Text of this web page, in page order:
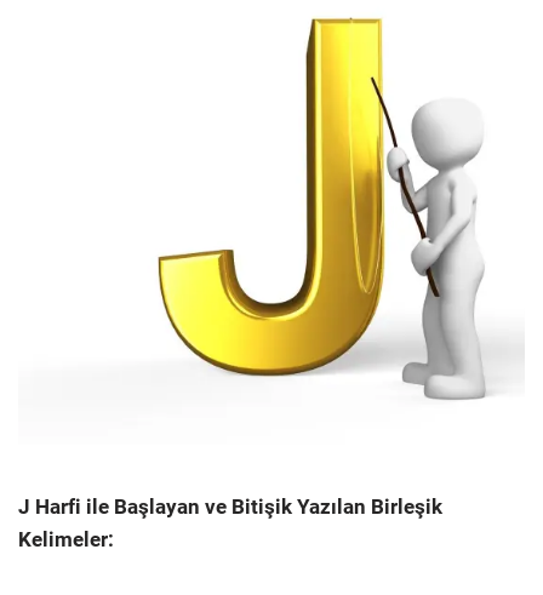
J Harfi ile Başlayan ve Bitişik Yazılan Birleşik
Kelimeler: